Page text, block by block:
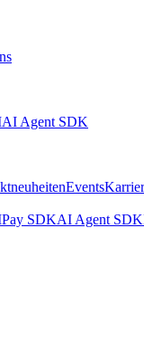
AI Agent SDK
Events
Pay SDKAI Agent SDK